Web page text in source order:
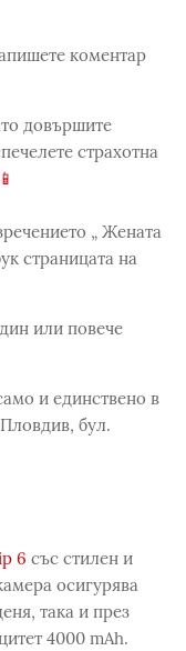
коментар
довършите
страхотна
„ Жената
страницата на
или повече
и единствено в
бул.
6 със стилен и
осигурява
така и през
4000 mAh.